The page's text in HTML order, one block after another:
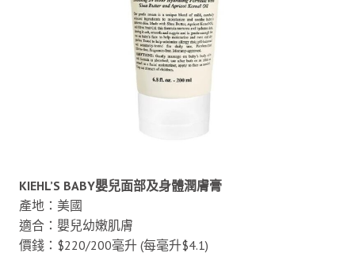
KIEHL’S BABY嬰兒面部及身體潤膚膏
產地：美國
適合：嬰兒幼嫩肌膚
價錢：$220/200毫升 (每毫升$4.1)